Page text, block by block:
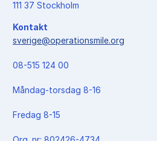
111 37 Stockholm
Kontakt
sverige@operationsmile.org
08-515 124 00
Måndag-torsdag 8-16
Fredag 8-15